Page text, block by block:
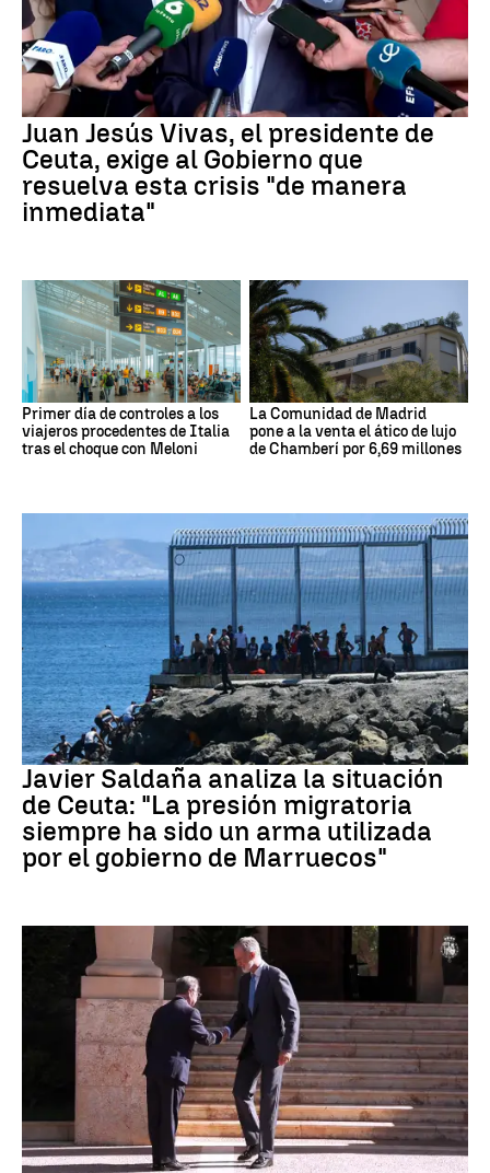
Juan Jesús Vivas, el presidente de
Ceuta, exige al Gobierno que
resuelva esta crisis "de manera
inmediata"
Primer día de controles a los
viajeros procedentes de Italia
tras el choque con Meloni
La Comunidad de Madrid
pone a la venta el ático de lujo
de Chamberí por 6,69 millones
Crisis migratoria Ceuta
Javier Saldaña analiza la situación
de Ceuta: "La presión migratoria
siempre ha sido un arma utilizada
por el gobierno de Marruecos"
Crisis Migratoria